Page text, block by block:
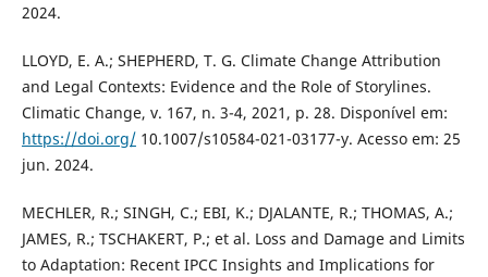
2024.
LLOYD, E. A.; SHEPHERD, T. G. Climate Change Attribution
and Legal Contexts: Evidence and the Role of Storylines.
Climatic Change, v. 167, n. 3-4, 2021, p. 28. Disponível em:
https://doi.org/10.1007/s10584-021-03177-y. Acesso em: 25
jun. 2024.
MECHLER, R.; SINGH, C.; EBI, K.; DJALANTE, R.; THOMAS, A.;
JAMES, R.; TSCHAKERT, P.; et al. Loss and Damage and Limits
to Adaptation: Recent IPCC Insights and Implications for